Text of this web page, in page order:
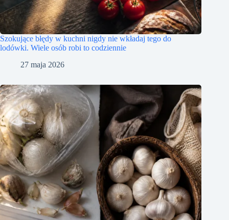
Szokujące błędy w kuchni nigdy nie wkładaj tego do
lodówki. Wiele osób robi to codziennie
27 maja 2026